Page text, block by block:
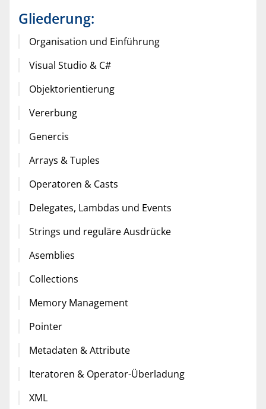
Gliederung:
Organisation und Einführung
Visual Studio & C#
Objektorientierung
Vererbung
Genercis
Arrays & Tuples
Operatoren & Casts
Delegates, Lambdas und Events
Strings und reguläre Ausdrücke
Asemblies
Collections
Memory Management
Pointer
Metadaten & Attribute
Iteratoren & Operator-Überladung
XML